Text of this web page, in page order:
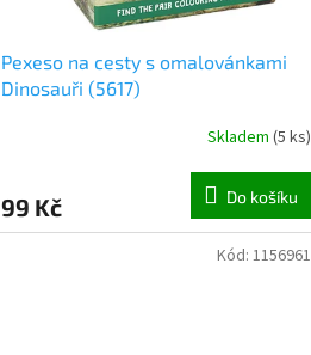
Pexeso na cesty s omalovánkami
Dinosauři (5617)
Skladem (5 ks)
99 Kč Do košíku
Kód: 1156961